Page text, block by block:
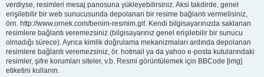
verdiyse, resimleri mesaj panosuna yükleyebilirsiniz. Aksi takdirde, genel
erişilebilir bir web sunucusunda depolanan bir resime bağlantı vermelisiniz,
örn. http://www.ornek.com/benim-resmim.gif. Kendi bilgisayarınızda saklanan
resimlere bağlantı veremezsiniz (bilgisayarınız genel erişilebilir bir sunucu
olmadığı sürece). Ayrıca kimlik doğrulama mekanizmaları ardında depolanan
resimlere bağlantı veremezsiniz, ör. hotmail ya da yahoo e-posta kutularındaki
resimler, şifre korumları siteler, v.b. Resmi görüntülemek için BBCode [img]
etiketini kullanın.